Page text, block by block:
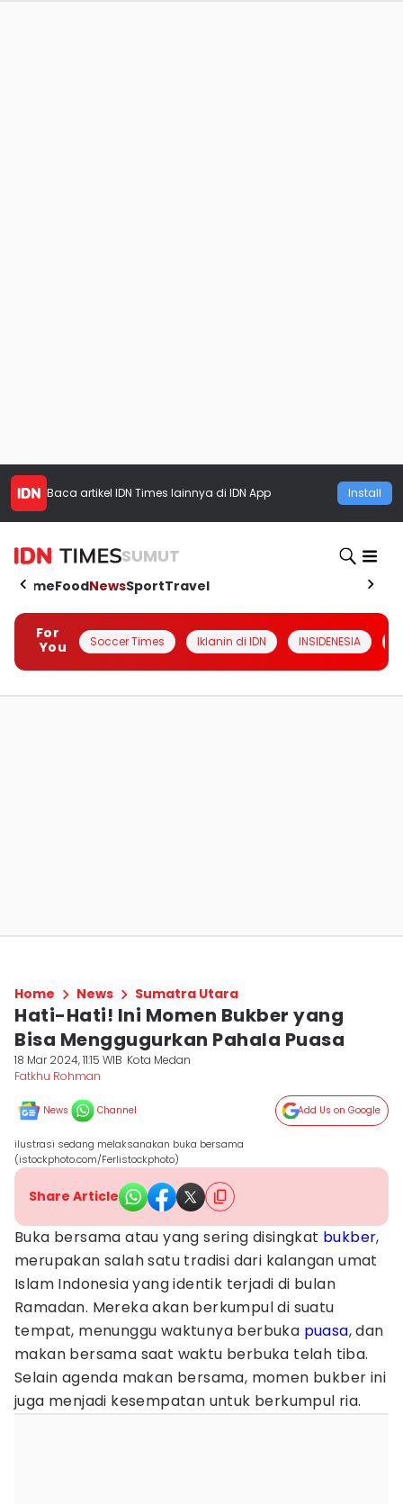
Baca artikel IDN Times lainnya di IDN App Install
SUMUT
HomeFoodNewsSportTravel
For
You
Soccer Times Iklanin di IDN INSIDENESIA
Home News Sumatra Utara
Hati-Hati! Ini Momen Bukber yang
Bisa Menggugurkan Pahala Puasa
18 Mar 2024, 11:15 WIB Kota Medan
Fatkhu Rohman
News Channel Add Us on Google
ilustrasi sedang melaksanakan buka bersama
(istockphoto.com/Ferlistockphoto)
Share Article
Buka bersama atau yang sering disingkat bukber,
merupakan salah satu tradisi dari kalangan umat
Islam Indonesia yang identik terjadi di bulan
Ramadan. Mereka akan berkumpul di suatu
tempat, menunggu waktunya berbuka puasa, dan
makan bersama saat waktu berbuka telah tiba.
Selain agenda makan bersama, momen bukber ini
juga menjadi kesempatan untuk berkumpul ria.